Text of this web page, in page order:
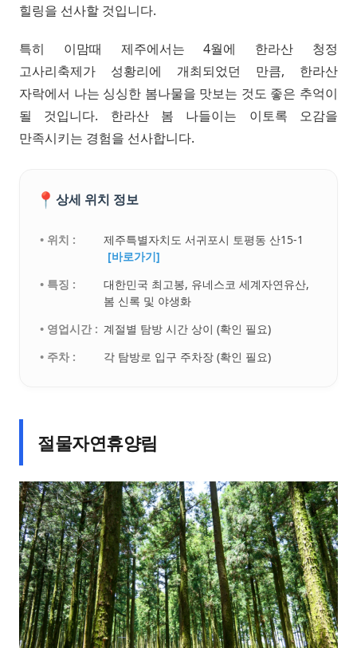
힐링을 선사할 것입니다.
특히 이맘때 제주에서는 4월에 한라산 청정
고사리축제가 성황리에 개최되었던 만큼, 한라산
자락에서 나는 싱싱한 봄나물을 맛보는 것도 좋은 추억이
될 것입니다. 한라산 봄 나들이는 이토록 오감을
만족시키는 경험을 선사합니다.
📍 상세 위치 정보
• 위치 :
제주특별자치도 서귀포시 토평동 산15-1
[바로가기]
• 특징 :
대한민국 최고봉, 유네스코 세계자연유산,
봄 신록 및 야생화
• 영업시간 : 계절별 탐방 시간 상이 (확인 필요)
• 주차 :
각 탐방로 입구 주차장 (확인 필요)
절물자연휴양림